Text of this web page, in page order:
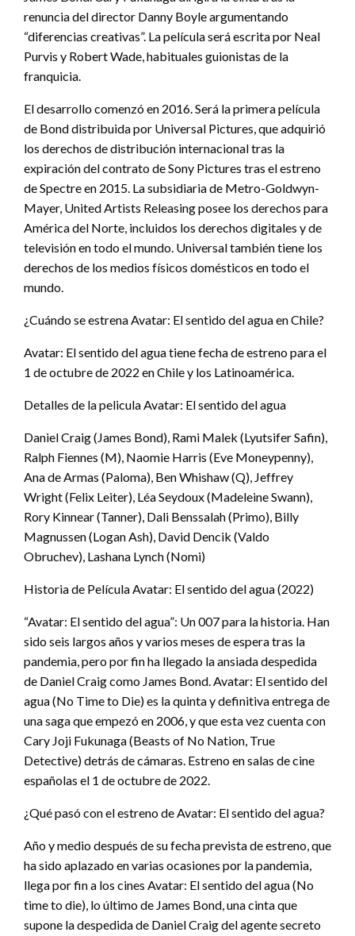
renuncia del director Danny Boyle argumentando
“diferencias creativas”. La película será escrita por Neal
Purvis y Robert Wade, habituales guionistas de la
franquicia.
El desarrollo comenzó en 2016. Será la primera película
de Bond distribuida por Universal Pictures, que adquirió
los derechos de distribución internacional tras la
expiración del contrato de Sony Pictures tras el estreno
de Spectre en 2015. La subsidiaria de Metro-Goldwyn-
Mayer, United Artists Releasing posee los derechos para
América del Norte, incluidos los derechos digitales y de
televisión en todo el mundo. Universal también tiene los
derechos de los medios físicos domésticos en todo el
mundo.
¿Cuándo se estrena Avatar: El sentido del agua en Chile?
Avatar: El sentido del agua tiene fecha de estreno para el
1 de octubre de 2022 en Chile y los Latinoamérica.
Detalles de la pelicula Avatar: El sentido del agua
Daniel Craig (James Bond), Rami Malek (Lyutsifer Safin),
Ralph Fiennes (M), Naomie Harris (Eve Moneypenny),
Ana de Armas (Paloma), Ben Whishaw (Q), Jeffrey
Wright (Felix Leiter), Léa Seydoux (Madeleine Swann),
Rory Kinnear (Tanner), Dali Benssalah (Primo), Billy
Magnussen (Logan Ash), David Dencik (Valdo
Obruchev), Lashana Lynch (Nomi)
Historia de Película Avatar: El sentido del agua (2022)
“Avatar: El sentido del agua”: Un 007 para la historia. Han
sido seis largos años y varios meses de espera tras la
pandemia, pero por fin ha llegado la ansiada despedida
de Daniel Craig como James Bond. Avatar: El sentido del
agua (No Time to Die) es la quinta y definitiva entrega de
una saga que empezó en 2006, y que esta vez cuenta con
Cary Joji Fukunaga (Beasts of No Nation, True
Detective) detrás de cámaras. Estreno en salas de cine
españolas el 1 de octubre de 2022.
¿Qué pasó con el estreno de Avatar: El sentido del agua?
Año y medio después de su fecha prevista de estreno, que
ha sido aplazado en varias ocasiones por la pandemia,
llega por fin a los cines Avatar: El sentido del agua (No
time to die), lo último de James Bond, una cinta que
supone la despedida de Daniel Craig del agente secreto